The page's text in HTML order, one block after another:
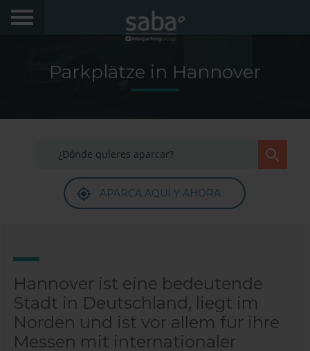
PRODUKTE UND BUCHUNGEN
My Saba
Hinweise
Melden Sie sich an, um Rabatte von bis zu 70% zu
erhaltenSprache
Parkplätze in Hannover
APARCA AQUÍ Y AHORA
Hannover ist eine bedeutende
Stadt in Deutschland, liegt im
Norden und ist vor allem für ihre
Messen mit internationaler